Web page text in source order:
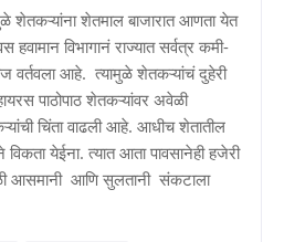
शेतकऱ्यांना शेतमाल बाजारात आणता येत
हवामान विभागानं राज्यात सर्वत्र कमी-
वर्तवला आहे. त्यामुळे शेतकऱ्यांचं दुहेरी
पाठोपाठ शेतकऱ्यांवर अवेळी
चिंता वाढली आहे. आधीच शेतातील
विकता येईना. त्यात आता पावसानेही हजेरी
आसमानी आणि सुलतानी संकटाला